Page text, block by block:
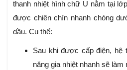
thanh nhiệt hình chữ U nằm tại
được chiên chín nhanh chóng
dầu. Cụ thể:
Sau khi được cấp điện, hệ
năng gia nhiệt nhanh sẽ làm